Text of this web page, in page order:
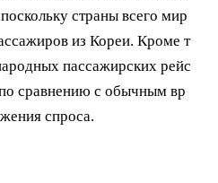
страны всего мир
из Кореи. Кроме т
пассажирских рейс
сравнению с обычным вр
спроса.